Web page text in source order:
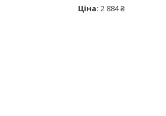
Ціна: 2 884 ₴